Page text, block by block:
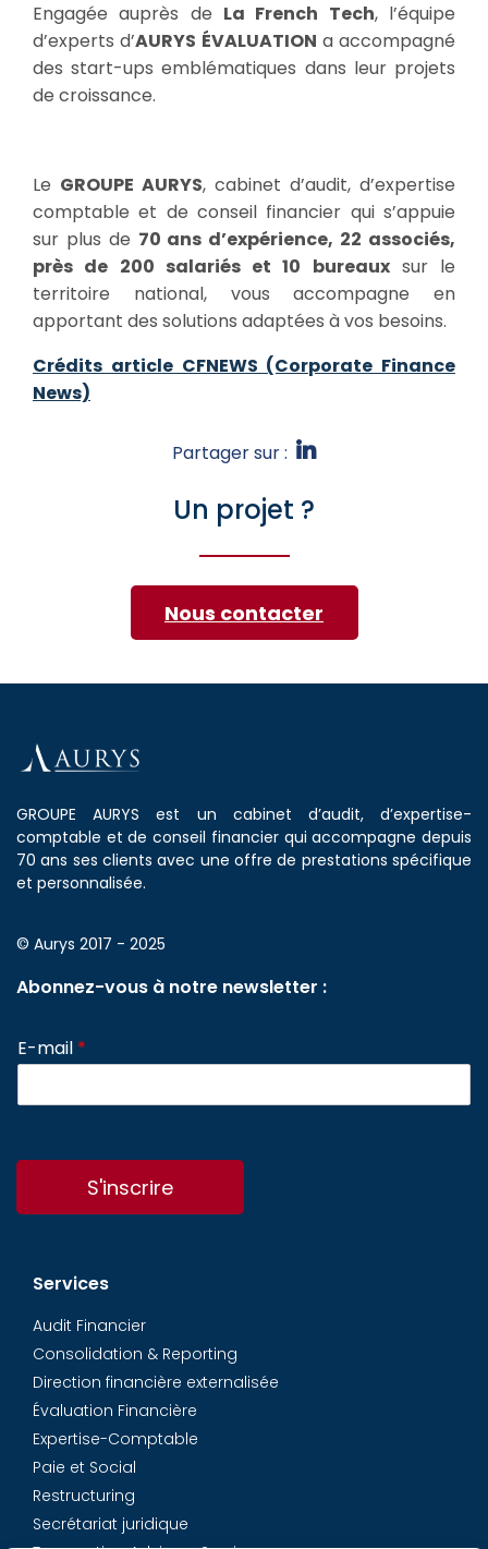
Engagée auprès de La French Tech, l’équipe
d’experts d’AURYS ÉVALUATION a accompagné
des start-ups emblématiques dans leur projets
de croissance.
Le GROUPE AURYS, cabinet d’audit, d’expertise
comptable et de conseil financier qui s’appuie
sur plus de 70 ans d’expérience, 22 associés,
près de 200 salariés et 10 bureauxsur le
territoire national, vous accompagne en
apportant des solutions adaptées à vos besoins.
Crédits article CFNEWS (Corporate Finance
News)
Partager sur :
Un projet ?
Nous contacter
GROUPE AURYS est un cabinet d’audit, d’expertise-
comptable et de conseil financier qui accompagne depuis
70 ans ses clients avec une offre de prestations spécifique
et personnalisée.
© Aurys 2017 - 2025
Abonnez-vous à notre newsletter :
E-mail *
S'inscrire
Services
Audit Financier
Consolidation & Reporting
Direction financière externalisée
Évaluation Financière
Expertise-Comptable
Paie et Social
Restructuring
Secrétariat juridique